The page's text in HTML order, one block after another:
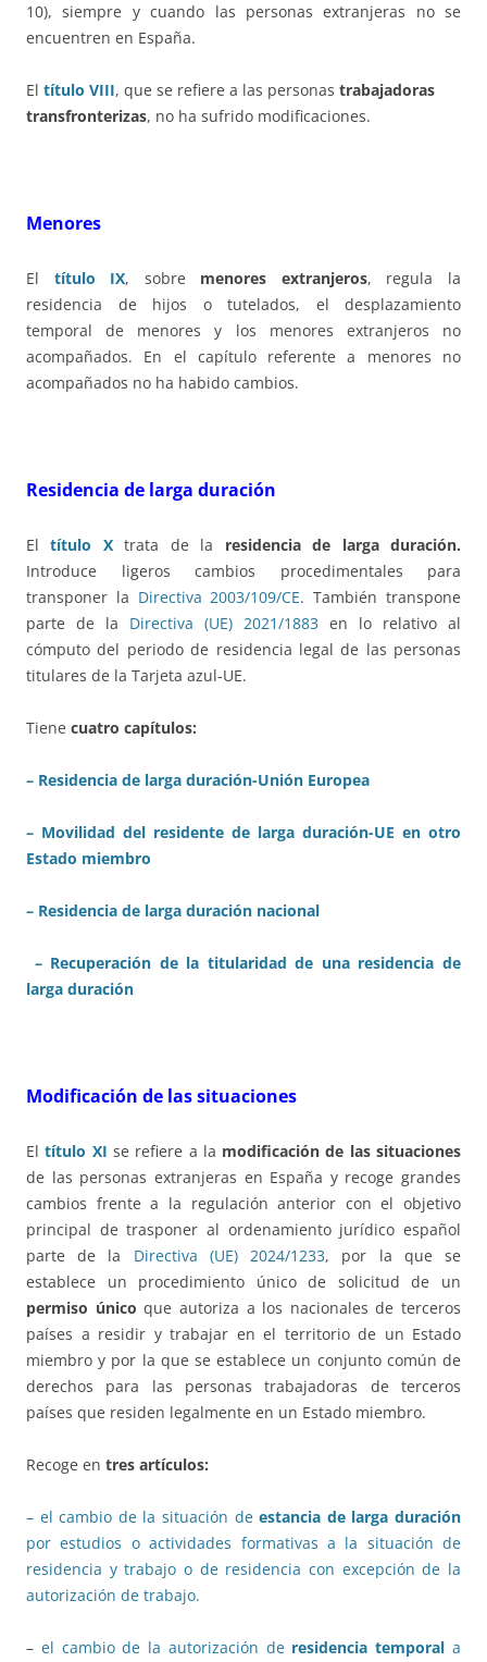
10), siempre y cuando las personas extranjeras no se
encuentren en España.
El título VIII, que se refiere a las personas trabajadoras
transfronterizas, no ha sufrido modificaciones.
Menores
El título IX, sobre menores extranjeros, regula la
residencia de hijos o tutelados, el desplazamiento
temporal de menores y los menores extranjeros no
acompañados. En el capítulo referente a menores no
acompañados no ha habido cambios.
Residencia de larga duración
Eltítulo Xtrata de la residencia de larga duración.
Introduce ligeros cambios procedimentales para
transponer la Directiva 2003/109/CE. También transpone
parte de la Directiva (UE) 2021/1883 en lo relativo al
cómputo del periodo de residencia legal de las personas
titulares de la Tarjeta azul-UE.
Tiene cuatro capítulos:
– Residencia de larga duración-Unión Europea
– Movilidad del residente de larga duración-UE en otro
Estado miembro
– Residencia de larga duración nacional
– Recuperación de la titularidad de una residencia de
larga duración
Modificación de las situaciones
Eltítulo XI se refiere a la modificación de las situaciones
de las personas extranjeras en España y recoge grandes
cambios frente a la regulación anterior con el objetivo
principal de trasponer al ordenamiento jurídico español
parte de la Directiva (UE) 2024/1233, por la que se
establece un procedimiento único de solicitud de un
permiso único que autoriza a los nacionales de terceros
países a residir y trabajar en el territorio de un Estado
miembro y por la que se establece un conjunto común de
derechos para las personas trabajadoras de terceros
países que residen legalmente en un Estado miembro.
Recoge en tres artículos:
– el cambio de la situación deestancia de larga duración
por estudios o actividades formativas a la situación de
residencia y trabajo o de residencia con excepción de la
autorización de trabajo.
– el cambio de la autorización de residencia temporal a